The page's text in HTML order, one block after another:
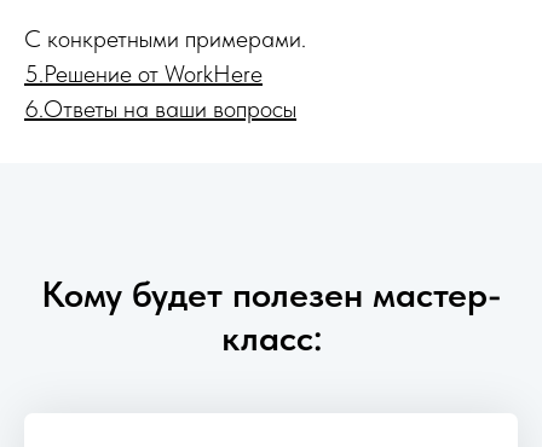
С конкретными примерами.
5.Решение от WorkHere
6.Ответы на ваши вопросы
Кому будет полезен мастер-
класс: